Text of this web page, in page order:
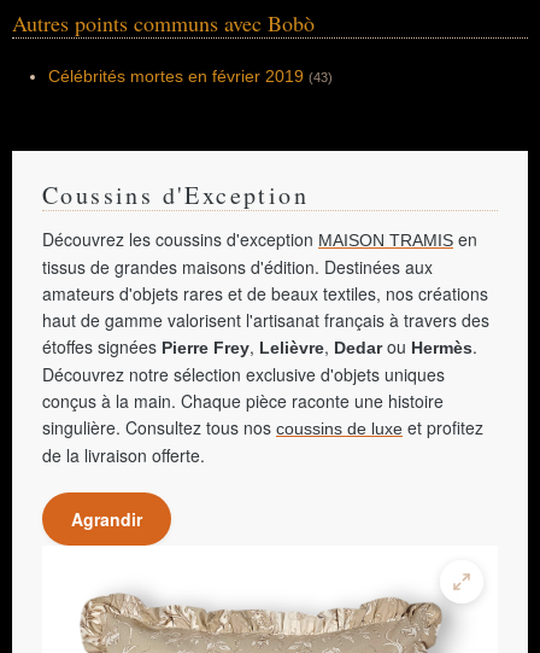
Autres points communs avec Bobò
Célébrités mortes en février 2019 (43)
Coussins d'Exception
Découvrez les coussins d'exception MAISON TRAMIS en
tissus de grandes maisons d'édition. Destinées aux
amateurs d'objets rares et de beaux textiles, nos créations
haut de gamme valorisent l'artisanat français à travers des
étoffes signées Pierre Frey, Lelièvre, Dedarou Hermès.
Découvrez notre sélection exclusive d'objets uniques
conçus à la main. Chaque pièce raconte une histoire
singulière. Consultez tous nos coussins de luxe et profitez
de la livraison offerte.
Agrandir